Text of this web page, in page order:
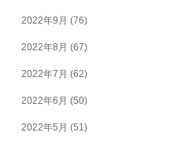
2022年9月 (76)
2022年8月 (67)
2022年7月 (62)
2022年6月 (50)
2022年5月 (51)